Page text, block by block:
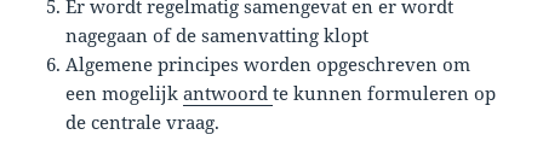
Er wordt regelmatig samengevat en er wordt
nagegaan of de samenvatting klopt
Algemene principes worden opgeschreven om
een mogelijkantwoordte kunnen formuleren op
de centrale vraag.